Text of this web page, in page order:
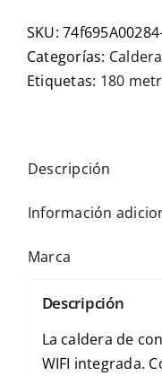
SKU:
Categorías:
Etiquetas: 180
Descripción
Información
Marca
Descripción
La caldera de
WIFI integrada.